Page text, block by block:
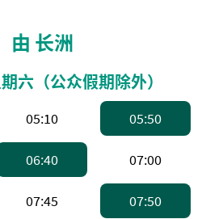
由 长洲
六（公众假期除外）
，高速船
05:10上午5:10，高速船
05:50上午5:50
，高速船
06:40上午6:40，普通渡轮 。
07:00上午7:00
，普通渡轮 。备注：普通渡轮，
07:45上午7:45，高速船
07:50上午7:50